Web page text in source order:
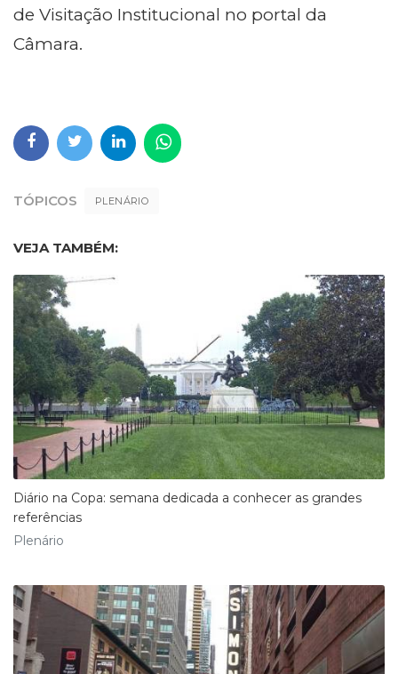
de Visitação Institucional no portal da
Câmara.
TÓPICOS PLENÁRIO
VEJA TAMBÉM:
Diário na Copa: semana dedicada a conhecer as grandes
referências
Plenário